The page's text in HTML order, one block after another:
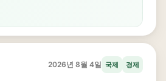
2026년 8월 4일 국제 경제